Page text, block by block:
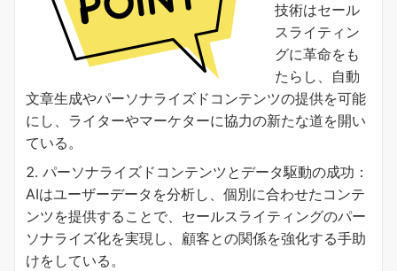
技術はセール
スライティン
グに革命をも
たらし、自動
文章生成やパーソナライズドコンテンツの提供を可能
にし、ライターやマーケターに協力の新たな道を開い
ている。
パーソナライズドコンテンツとデータ駆動の成功：
AIはユーザーデータを分析し、個別に合わせたコンテ
ンツを提供することで、セールスライティングのパー
ソナライズ化を実現し、顧客との関係を強化する手助
けをしている。